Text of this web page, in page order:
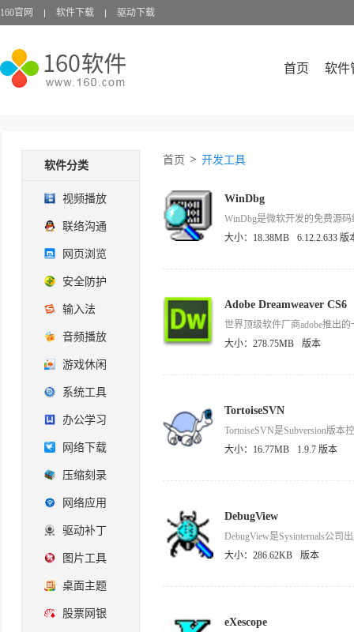
160官网 软件下载 驱动下载
首页 软件
软件分类
视频播放
联络沟通
网页浏览
安全防护
输入法
音频播放
游戏休闲
系统工具
办公学习
网络下载
压缩刻录
网络应用
驱动补丁
图片工具
桌面主题
股票网银
首页 > 开发工具
WinDbg
WinDbg是微软开发的免费源
大小：18.38MB
6.12.2.633 版
Adobe Dreamweaver CS6
大小：278.75MB 版本
TortoiseSVN
大小：16.77MB 1.9.7 版本
DebugView
大小：286.62KB 版本
eXescope